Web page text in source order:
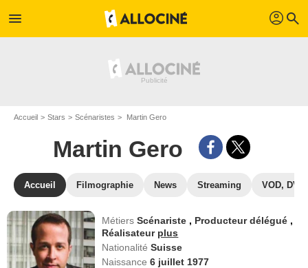
menu profil search
Accueil Stars Scénaristes Martin Gero
Martin Gero
Accueil Filmographie News Streaming VOD, DVD
MétiersScénariste , Producteur délégué ,
Réalisateur plus
NationalitéSuisse
Naissance6 juillet 1977